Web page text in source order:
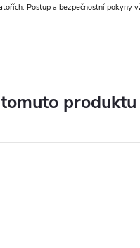
Postup a bezpečnostní pokyny